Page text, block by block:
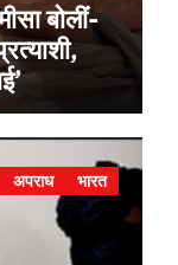
बोलीं-
अपराध
भारत